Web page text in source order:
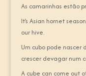
As camarinhas estão
It’s Asian hornet
our hive.
Um cubo pode nascer
crescer devagar num
A cube can come out